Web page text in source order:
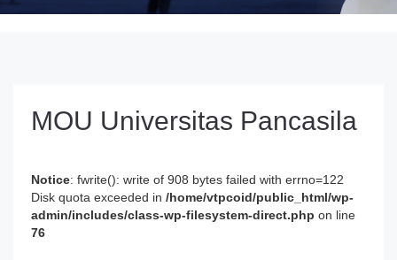
MOU Universitas Pancasila
Notice: fwrite(): write of 908 bytes failed with errno=122
Disk quota exceeded in /home/vtpcoid/public_html/wp-
admin/includes/class-wp-filesystem-direct.php on line
76